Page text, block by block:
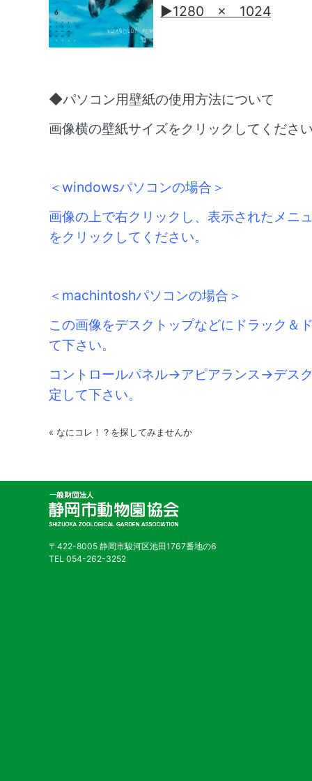
▶1280 × 1024
◆パソコン用壁紙の使用方法について
画像横の壁紙サイズをクリックしてくださ
＜windowsパソコンの場合＞
画像の上で右クリックし、表示されたメニ
をクリックしてください。
＜machintoshパソコンの場合＞
この画像をデスクトップなどにドラック＆
て下さい。
コントロールパネル→アピアランス→デス
定して下さい。
« なにコレ！？を探してみませんか
〒422-8005 静岡市駿河区池田1767番地の6
TEL 054-262-3252